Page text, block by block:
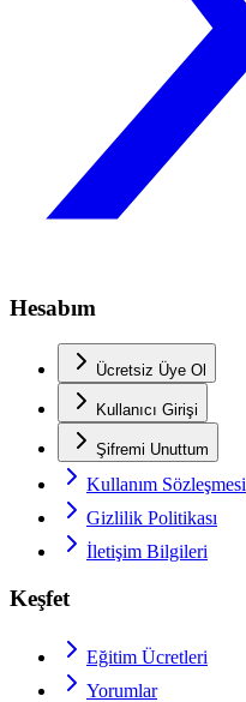
Hesabım
Ücretsiz Üye Ol
Kullanıcı Girişi
Şifremi Unuttum
Kullanım Sözleşmesi
Gizlilik Politikası
İletişim Bilgileri
Keşfet
Eğitim Ücretleri
Yorumlar